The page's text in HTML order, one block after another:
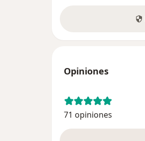
Opiniones
71 opiniones